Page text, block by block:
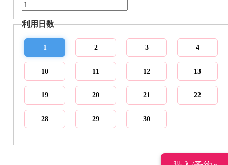
利用日数
1 2 3 4
10 11 12 13
19 20 21 22
28 29 30